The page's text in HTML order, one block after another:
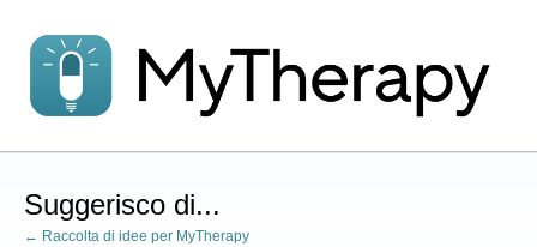
al
contenuto
Suggerisco di...
← Raccolta di idee per MyTherapy